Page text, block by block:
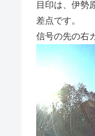
目印は、伊勢
差点です。
信号の先の右